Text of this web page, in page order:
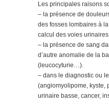
Les principales raisons
– la présence de
des fosses lombaires à
calcul des voies
– la présence de sang
d’autre anomalie de la
(leucocyturie…).
– dans le diagnostic ou
(angiomyolipome, kyste,
urinaire basse, cancer,